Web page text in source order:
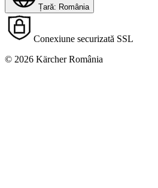
Țară: România
Conexiune securizată SSL
© 2026 Kärcher România